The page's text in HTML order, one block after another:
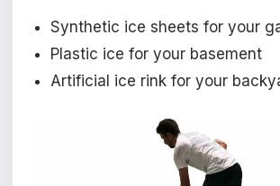
Synthetic ice sheets for your
Plastic ice for your basement
Artificial ice rink for your